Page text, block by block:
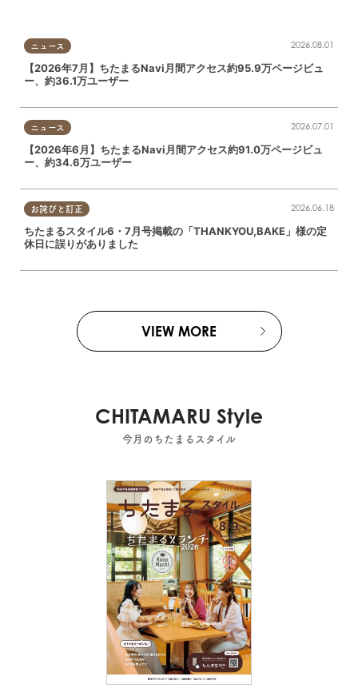
ニュース 2026.08.01
【2026年7月】ちたまるNavi月間アクセス約95.9万ページビュ
ー、約36.1万ユーザー
ニュース 2026.07.01
【2026年6月】ちたまるNavi月間アクセス約91.0万ページビュ
ー、約34.6万ユーザー
お詫びと訂正 2026.06.18
ちたまるスタイル6・7月号掲載の「THANKYOU,BAKE」様の定
休日に誤りがありました
VIEW MORE
CHITAMARU Style
今月のちたまるスタイル